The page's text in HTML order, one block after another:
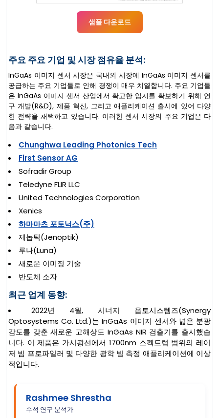
샘플 다운로드
주요 주요 기업 및 시장 점유율 분석:
InGaAs 이미지 센서 시장은 국내외 시장에 InGaAs 이미지 센서를
공급하는 주요 기업들로 인해 경쟁이 매우 치열합니다. 주요 기업들
은 InGaAs 이미지 센서 산업에서 확고한 입지를 확보하기 위해 연
구 개발(R&D), 제품 혁신, 그리고 애플리케이션 출시에 있어 다양
한 전략을 채택하고 있습니다. 이러한 센서 시장의 주요 기업은 다
음과 같습니다.
Chunghwa Leading Photonics Tech
First Sensor AG
Sofradir Group
Teledyne FLIR LLC
United Technologies Corporation
Xenics
하마마츠 포토닉스(주)
제놉틱(Jenoptik)
루나(Luna)
새로운 이미징 기술
반도체 소자
최근 업계 동향:
2022년 4월, 시너지 옵토시스템즈(Synergy
Optosystems Co. Ltd.)는 InGaAs 이미지 센서와 넓은 분광
감도를 갖춘 새로운 고해상도 InGaAs NIR 검출기를 출시했습
니다. 이 제품은 가시광선에서 1700nm 스펙트럼 범위의 레이
저 빔 프로파일러 및 다양한 광학 빔 측정 애플리케이션에 이상
적입니다.
Rashmee Shrestha
수석 연구 분석가